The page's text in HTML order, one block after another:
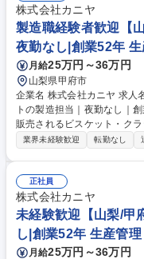
株式会社カニヤ
製造職経験者歓迎【
夜勤なし|創業52年 生
月給25万円～36万円
山梨県甲府市
企業名 株式会社カニヤ 求人名 ◎製造職経験者歓迎【山梨/甲府】ビスケッ
トの製造担当｜夜勤なし｜創業52年 仕事の内容 全国の
販売されるビスケット・ク
キサーでの「仕込」からス
への投入など、製造の要と
ずは先輩の補助から始め、
メンテナンスなど、あなた
可能です。 募集職種 ◎製造職経験者歓迎【山梨/甲府】ビスケットの製造
担当｜夜勤なし｜創業52年
業界未経験歓迎 転勤なし
正社員
株式会社カニヤ
未経験歓迎【山梨/甲
し|創業52年 生産管理
月給25万円～36万円